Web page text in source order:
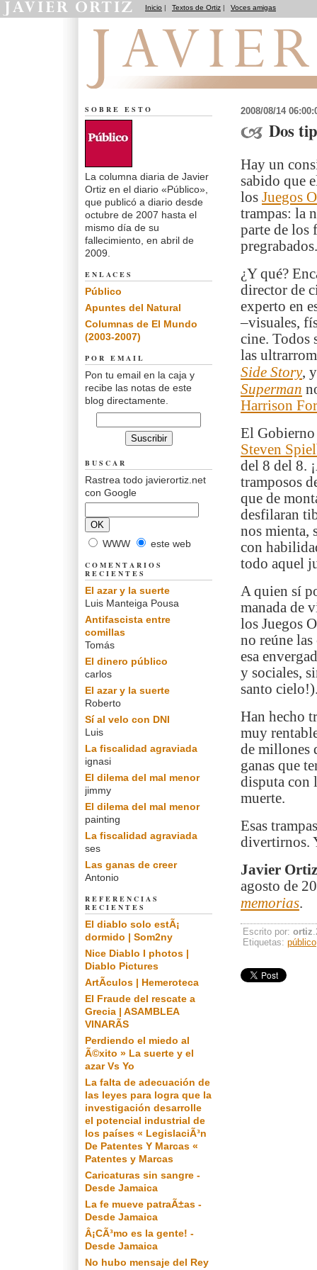
Inicio | Textos de Ortiz | Voces amigas
2008/08/14
Dos
Hay un
sabido que
los Juegos
trampas: la
parte de los
¿Y qué?
director de
experto en
–visuales,
cine. Todos
las
Side Story,
Superman
Harrison
El Gobierno
Steven
del 8 del 8.
tramposos
que de
desfilaran
nos mienta,
con
todo aquel
A quien sí
manada de
los Juegos
no reúne las
esa
y sociales,
santo
Han hecho
muy
de millones
ganas que
disputa con
muerte.
Esas
divertirnos.
Javier Ortiz
agosto de
memorias.
Escrito por: ortiz
Etiquetas: público
SOBRE ESTO
La columna diaria de Javier
Ortiz en el diario «Público»,
que publicó a diario desde
octubre de 2007 hasta el
mismo día de su
fallecimiento, en abril de
2009.
ENLACES
Público
Apuntes del Natural
Columnas de El Mundo
(2003-2007)
POR EMAIL
Pon tu email en la caja y
recibe las notas de este
blog directamente.
BUSCAR
Rastrea todo javierortiz.net
con Google
WWW este web
COMENTARIOS
RECIENTES
El azar y la suerte
Luis Manteiga Pousa
Antifascista entre
comillas
Tomás
El dinero público
carlos
El azar y la suerte
Roberto
Sí al velo con DNI
Luis
La fiscalidad agraviada
ignasi
El dilema del mal menor
jimmy
El dilema del mal menor
painting
La fiscalidad agraviada
ses
Las ganas de creer
Antonio
REFERENCIAS
RECIENTES
El diablo solo estÃ¡
dormido | Som2ny
Nice Diablo I photos |
Diablo Pictures
ArtÃ­culos | Hemeroteca
El Fraude del rescate a
Grecia | ASAMBLEA
VINARÃS
Perdiendo el miedo al
Ã©xito » La suerte y el
azar Vs Yo
La falta de adecuación de
las leyes para logra que la
investigación desarrolle
el potencial industrial de
los países « LegislaciÃ³n
De Patentes Y Marcas «
Patentes y Marcas
Caricaturas sin sangre -
Desde Jamaica
La fe mueve patraÃ±as -
Desde Jamaica
Â¡CÃ³mo es la gente! -
Desde Jamaica
No hubo mensaje del Rey